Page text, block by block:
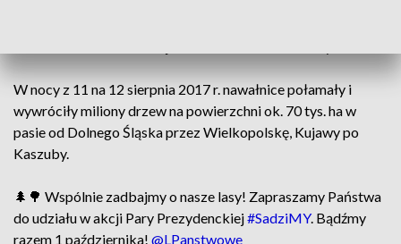
W nocy z 11 na 12 sierpnia 2017 r. nawałnice połamały i
wywróciły miliony drzew na powierzchni ok. 70 tys. ha w
pasie od Dolnego Śląska przez Wielkopolskę, Kujawy po
Kaszuby.
🌲🌳 Wspólnie zadbajmy o nasze lasy! Zapraszamy Państwa
do udziału w akcji Pary Prezydenckiej#SadziMY. Bądźmy
razem 1 października! @LPanstwowe